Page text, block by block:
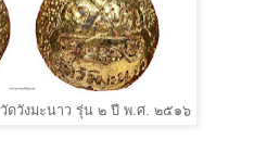
ดวังมะนาว รุ่น ๒ ปี พ.ศ. ๒๕๑๖